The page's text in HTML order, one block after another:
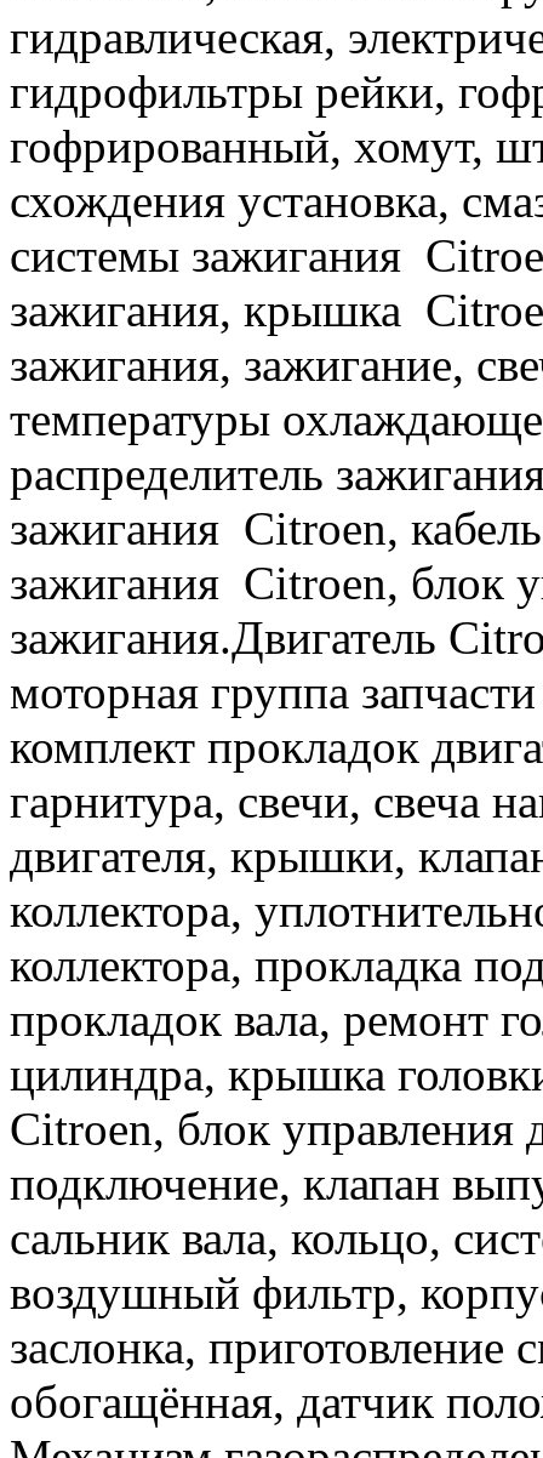
гидравлическая,
гидрофильтры рейки,
гофрированный, хомут,
схождения установка,
системы зажигания
зажигания, крышка
зажигания, зажигание,
температуры
распределитель
зажигания Citroen,
зажигания Citroen, блок
зажигания.Двигатель
моторная группа
комплект прокладок
гарнитура, свечи, свеча
двигателя, крышки,
коллектора,
коллектора, прокладка
прокладок вала, ремонт
цилиндра, крышка
Citroen, блок управления
подключение, клапан
сальник вала, кольцо,
воздушный фильтр,
заслонка, приготовление
обогащённая, датчик